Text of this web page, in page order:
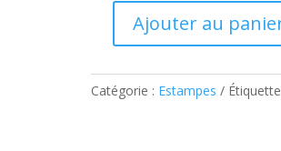
quantité
Fassianos
–
Ajouter au
Catégorie : Estampes